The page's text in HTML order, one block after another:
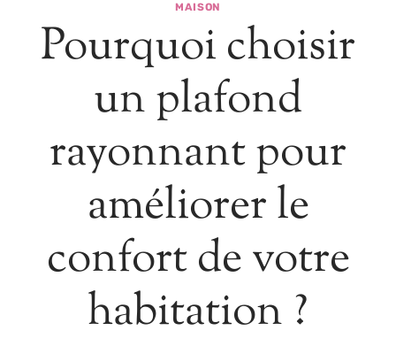
MAISON
Pourquoi choisir
un plafond
rayonnant pour
améliorer le
confort de votre
habitation ?